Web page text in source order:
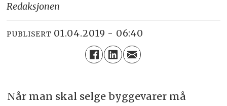
Redaksjonen
PUBLISERT 01.04.2019 - 06:40
Når man skal selge byggevarer må